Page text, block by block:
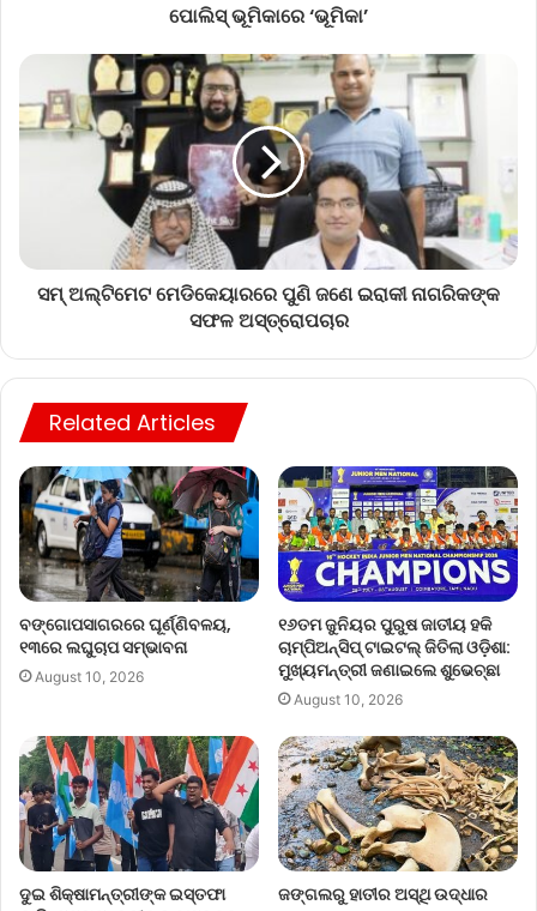
ପୋଲିସ୍ ଭୂମିକାରେ ‘ଭୂମିକା’
ସମ୍ ଅଲ୍ଟିମେଟ ମେଡିକେୟାରରେ ପୁଣି ଜଣେ ଇରାକୀ ନାଗରିକଙ୍କ
ସଫଳ ଅସ୍ତ୍ରୋପଚାର
Related Articles
ବଙ୍ଗୋପସାଗରରେ ଘୂର୍ଣ୍ଣିବଳୟ,
୧୩ରେ ଲଘୁଚାପ ସମ୍ଭାବନା
August 10, 2026
୧୬ତମ ଜୁନିୟର ପୁରୁଷ ଜାତୀୟ ହକି
ଚାମ୍ପିଅନ୍‌ସିପ୍ ଟାଇଟଲ୍ ଜିତିଲା ଓଡ଼ିଶା:
ମୁଖ୍ୟମନ୍ତ୍ରୀ ଜଣାଇଲେ ଶୁଭେଚ୍ଛା
August 10, 2026
ଦୁଇ ଶିକ୍ଷାମନ୍ତ୍ରୀଙ୍କ ଇସ୍ତଫା
ଜଙ୍ଗଲରୁ ହାତୀର ଅସ୍ଥି ଉଦ୍ଧାର